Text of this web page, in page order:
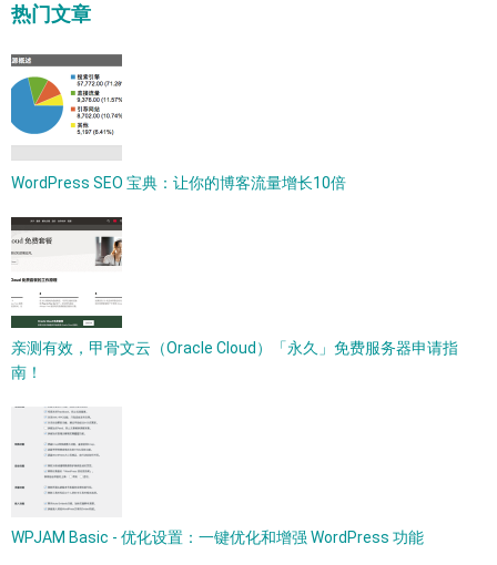
热门文章
WordPress SEO 宝典：让你的博客流量增长10倍
亲测有效，甲骨文云（Oracle Cloud）「永久」免费服务器申请指
南！
WPJAM Basic - 优化设置：一键优化和增强 WordPress 功能